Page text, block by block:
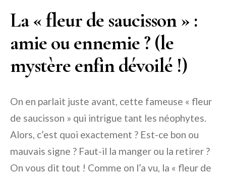
La « fleur de saucisson » :
amie ou ennemie ? (le
mystère enfin dévoilé !)
On en parlait juste avant, cette fameuse « fleur
de saucisson » qui intrigue tant les néophytes.
Alors, c’est quoi exactement ? Est-ce bon ou
mauvais signe ? Faut-il la manger ou la retirer ?
On vous dit tout ! Comme on l’a vu, la « fleur de